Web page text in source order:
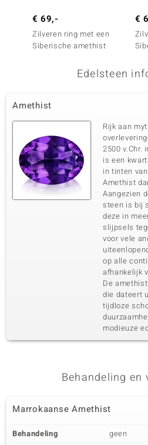
€ 69,-
Zilveren ring met een
Siberische amethist
€
Edelsteen
Amethist
Rijk aan
2500 v.Chr.
is een
in tinten
Amethist
Aangezien
steen is bij
deze in
slijpsels
voor vele
op alle
afhankelijk
De
die dateert
tijdloze
modieuze
Behandeling en
Marrokaanse Amethist
Behandeling
geen